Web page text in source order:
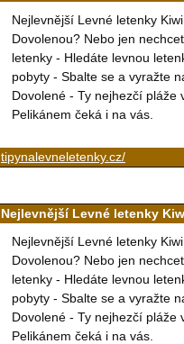
Nejlevnější Levné letenky
Dovolenou? Nebo jen
letenky - Hledáte levnou
pobyty - Sbalte se a vyražte
Dovolené - Ty nejhezčí pláže
Pelikánem čeká i na vás.
tipynalevneletenky.cz/
Nejlevnější Levné letenky
Nejlevnější Levné letenky
Dovolenou? Nebo jen
letenky - Hledáte levnou
pobyty - Sbalte se a vyražte
Dovolené - Ty nejhezčí pláže
Pelikánem čeká i na vás.